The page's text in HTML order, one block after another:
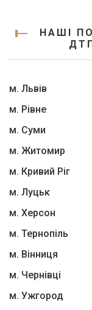
НАШІ
м. Львів
м. Рівне
м. Суми
м. Житомир
м. Кривий Ріг
м. Луцьк
м. Херсон
м. Тернопіль
м. Вінниця
м. Чернівці
м. Ужгород